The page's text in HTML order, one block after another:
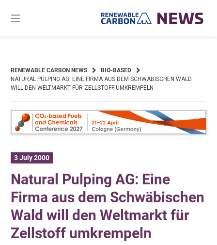
content
RENEWABLE CARBON NEWS
BIO-BASED
NATURAL PULPING AG: EINE FIRMA AUS DEM SCHWÄBISCHEN WALD
WILL DEN WELTMARKT FÜR ZELLSTOFF UMKREMPELN
3 July 2000
Natural Pulping AG: Eine
Firma aus dem Schwäbischen
Wald will den Weltmarkt für
Zellstoff umkrempeln